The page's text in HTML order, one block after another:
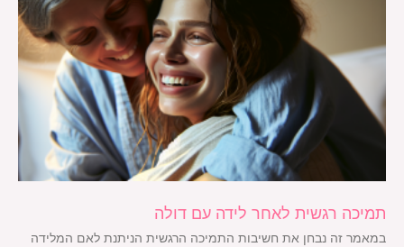
תמיכה רגשית לאחר לידה עם דולה
במאמר זה נבחן את חשיבות התמיכה הרגשית הניתנת לאם המלידה